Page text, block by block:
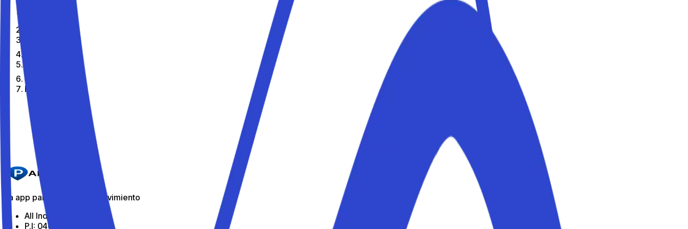
Pianillo
Los mejores aparcamientos de Pianillo
Parkito in Piazza Municipio 7
Detalles
La app para aparcar en movimiento
All Indabox Srl
P.I: 04099131205